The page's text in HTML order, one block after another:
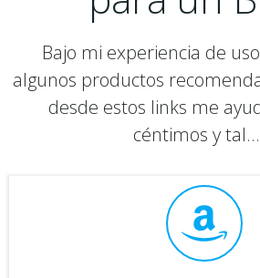
Bajo mi experiencia de
algunos productos
desde estos links me
céntimos y